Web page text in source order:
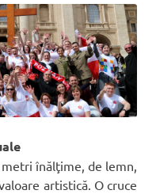
înălţime, de lemn,
artistică. O cruce